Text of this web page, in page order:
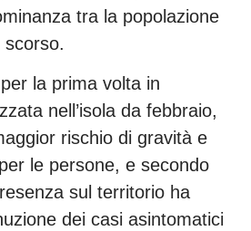
tra la popolazione
la prima volta in
nell’isola da febbraio,
rischio di gravità e
le persone, e secondo
sul territorio ha
dei casi asintomatici